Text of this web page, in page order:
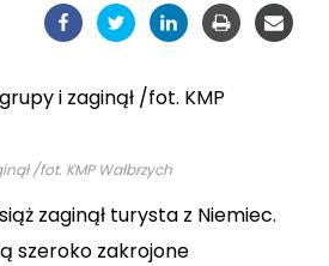
/fot. KMP Wałbrzych
zaginął turysta z Niemiec.
szeroko zakrojone